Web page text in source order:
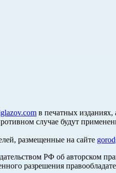
в печатных изданиях,
случае будут
размещенные на сайте
РФ об авторском
разрешения